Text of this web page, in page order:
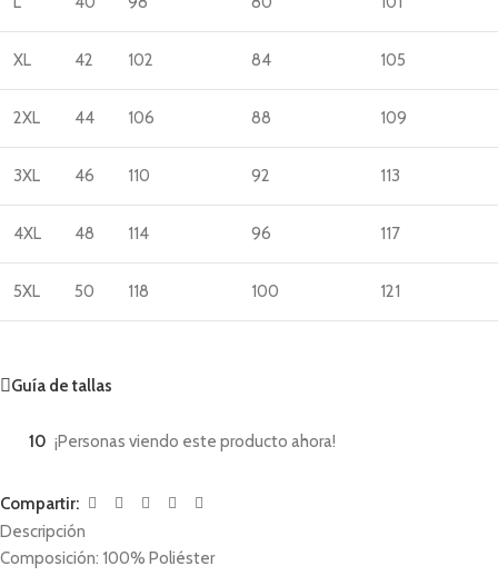
XL 42 102 84 105
2XL 44 106 88 109
3XL 46 110 92 113
4XL 48 114 96 117
5XL 50 118 100 121
Guía de tallas
10 ¡Personas viendo este producto ahora!
Compartir:
Descripción
Composición: 100% Poliéster